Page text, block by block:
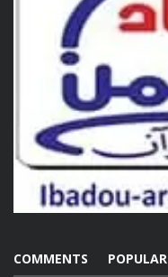
POPULAR
COMMENTS